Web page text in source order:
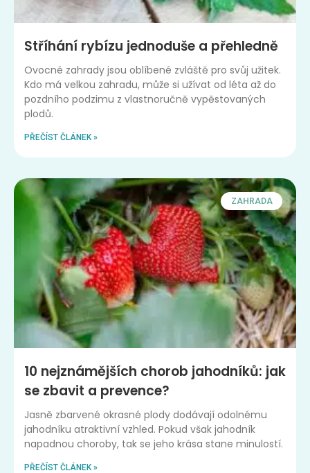
Stříhání rybízu jednoduše a přehledně
Ovocné zahrady jsou oblíbené zvláště pro svůj užitek.
Kdo má velkou zahradu, může si užívat od léta až do
pozdního podzimu z vlastnoručně vypěstovaných
plodů.
PŘEČÍST ČLÁNEK »
ZAHRADA
10 nejznámějších chorob jahodníků: jak
se zbavit a prevence?
Jasně zbarvené okrasné plody dodávají odolnému
jahodníku atraktivní vzhled. Pokud však jahodník
napadnou choroby, tak se jeho krása stane minulostí.
PŘEČÍST ČLÁNEK »